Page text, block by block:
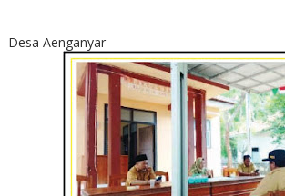
Desa Aenganyar